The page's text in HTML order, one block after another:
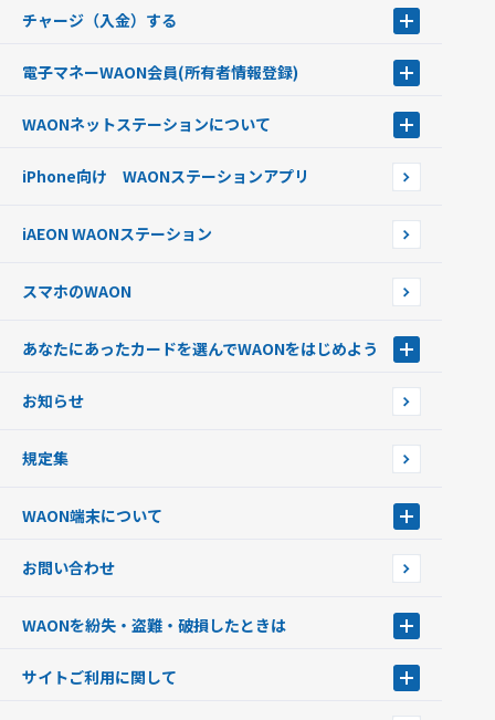
チャージ（入金）する
現金でチャージする
銀行口座・ATMからチャージする
オートチャージ
ポイントからチャージする
チャージ上限金額の変更について
電子マネーWAON会員(所有者情報登録)
WAON POINTサービス会員登録に伴う個人データの共同利用のお知
WAONネットステーションについて
WAONネットステーションWAON端末について
iPhone向け WAONステーションアプリ
iAEON WAONステーション
スマホのWAON
あなたにあったカードを選んでWAONをはじめよう
フードバンク応援WAON
ご当地WAON
G.G WAON
WAONカード・WAONカードプラス
モバイルWAON
提携WAONカード
お知らせ
規定集
WAON端末について
WAONネットステーション
新型WAONステーション
WAONチャージャーmini
お問い合わせ
WAONを紛失・盗難・破損したときは
WAONカードの拾得について
サイトご利用に関して